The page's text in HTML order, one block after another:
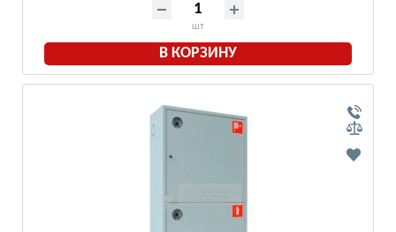
шт
В КОРЗИНУ